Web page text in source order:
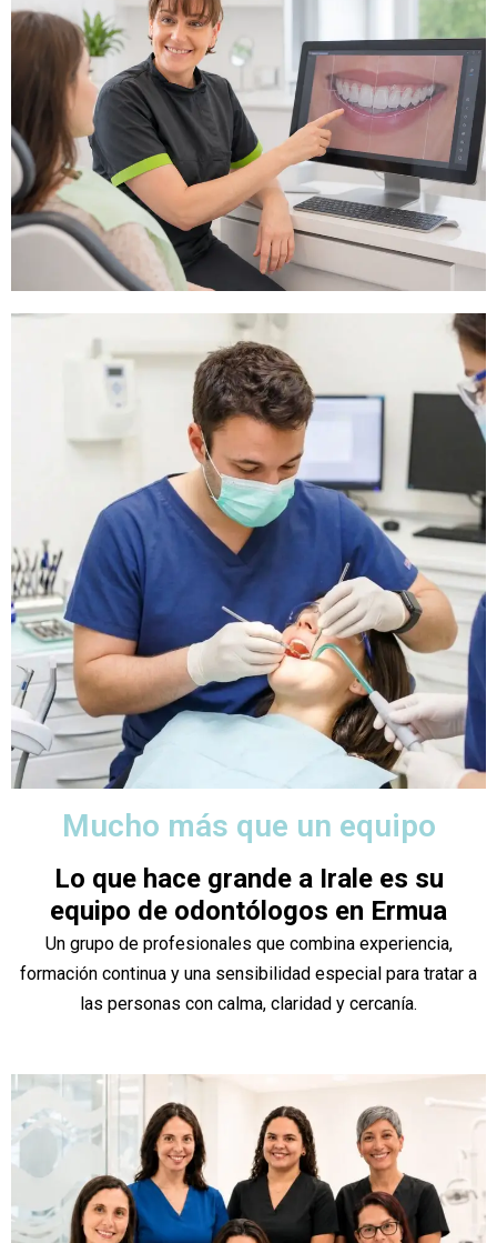
Mucho más que un equipo
Lo que hace grande a Irale es su
equipo de odontólogos en Ermua
Un grupo de profesionales que combina experiencia,
formación continua y una sensibilidad especial para tratar a
las personas con calma, claridad y cercanía.